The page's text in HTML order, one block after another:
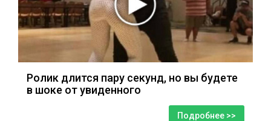
Ролик длится пару секунд, но вы будете
в шоке от увиденного
Подробнее >>